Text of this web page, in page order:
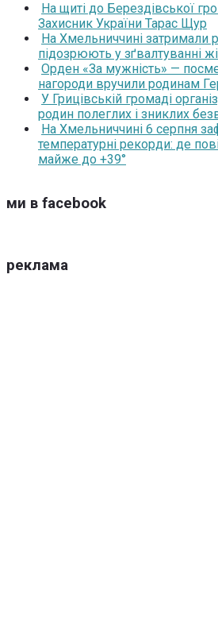
На щиті до Берездівської
Захисник України Тарас Щур
На Хмельниччині затримали
підозрюють у зґвалтуванні
Орден «За мужність» —
нагороди вручили родинам
У Грицівській громаді
родин полеглих і зниклих
На Хмельниччині 6 серпня
температурні рекорди: де
майже до +39°
ми в facebook
реклама